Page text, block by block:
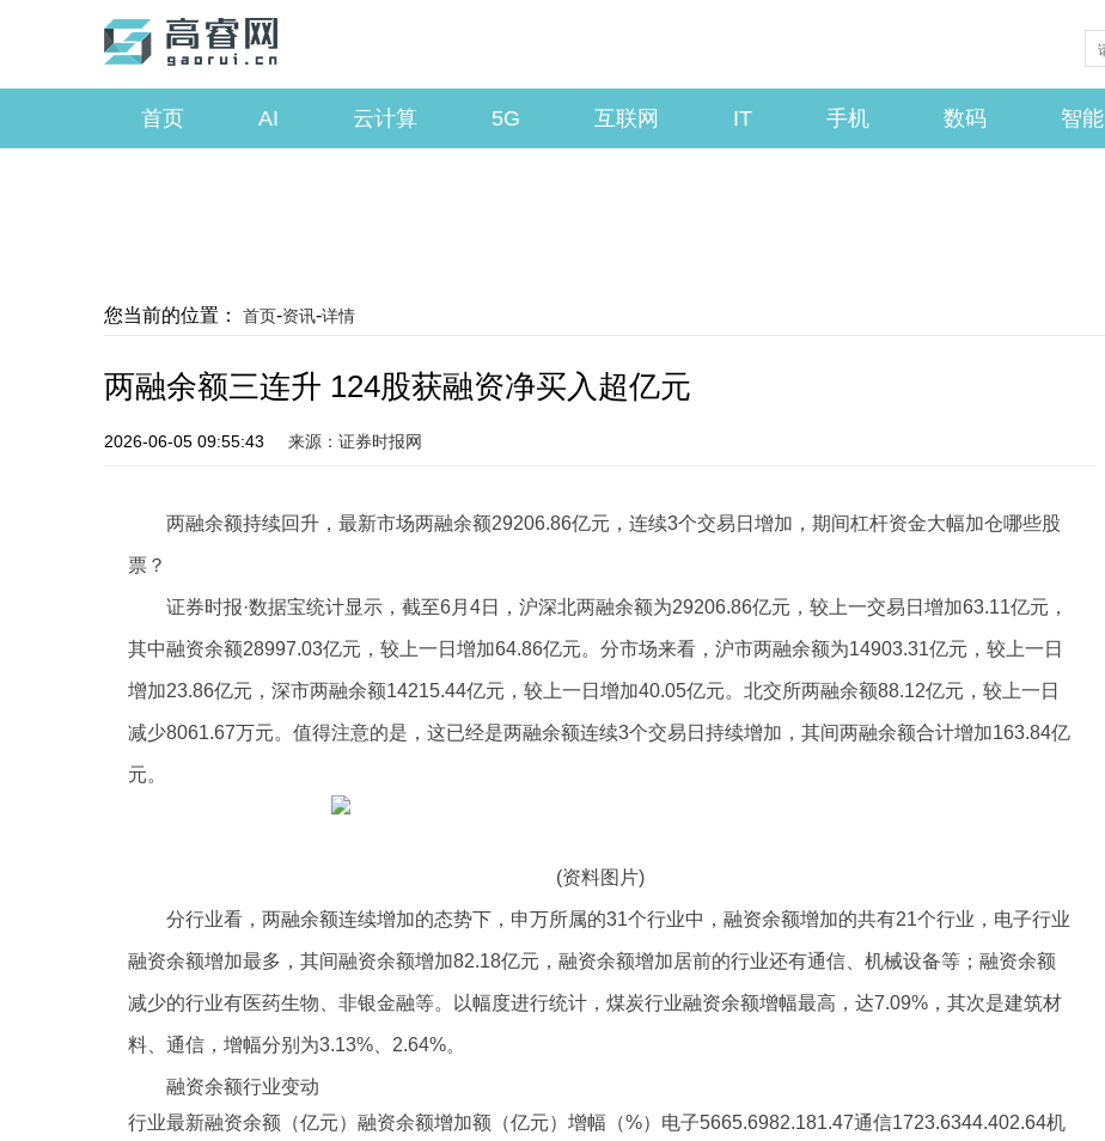
首页 AI 云计算 5G 互联网 IT 手机 数码 智能
您当前的位置： 首页-资讯-详情
两融余额三连升 124股获融资净买入超亿元
2026-06-05 09:55:43 来源：证券时报网
两融余额持续回升，最新市场两融余额29206.86亿元，连续3个交易日增加，期间杠杆资金大幅加仓哪些股
票？
证券时报·数据宝统计显示，截至6月4日，沪深北两融余额为29206.86亿元，较上一交易日增加63.11亿元，
其中融资余额28997.03亿元，较上一日增加64.86亿元。分市场来看，沪市两融余额为14903.31亿元，较上一日
增加23.86亿元，深市两融余额14215.44亿元，较上一日增加40.05亿元。北交所两融余额88.12亿元，较上一日
减少8061.67万元。值得注意的是，这已经是两融余额连续3个交易日持续增加，其间两融余额合计增加163.84亿
元。
(资料图片)
分行业看，两融余额连续增加的态势下，申万所属的31个行业中，融资余额增加的共有21个行业，电子行业
融资余额增加最多，其间融资余额增加82.18亿元，融资余额增加居前的行业还有通信、机械设备等；融资余额
减少的行业有医药生物、非银金融等。以幅度进行统计，煤炭行业融资余额增幅最高，达7.09%，其次是建筑材
料、通信，增幅分别为3.13%、2.64%。
融资余额行业变动
行业最新融资余额（亿元）融资余额增加额（亿元）增幅（%）电子5665.6982.181.47通信1723.6344.402.64机